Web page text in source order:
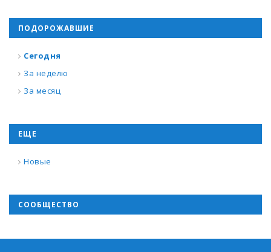
ПОДОРОЖАВШИЕ
Сегодня
За неделю
За месяц
ЕЩЕ
Новые
СООБЩЕСТВО